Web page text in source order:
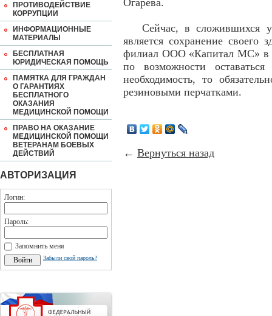
ПРОТИВОДЕЙСТВИЕ
КОРРУПЦИИ
ИНФОРМАЦИОННЫЕ
МАТЕРИАЛЫ
БЕСПЛАТНАЯ
ЮРИДИЧЕСКАЯ ПОМОЩЬ
ПАМЯТКА ДЛЯ ГРАЖДАН
О ГАРАНТИЯХ
БЕСПЛАТНОГО
ОКАЗАНИЯ
МЕДИЦИНСКОЙ ПОМОЩИ
ПРАВО НА ОКАЗАНИЕ
МЕДИЦИНСКОЙ ПОМОЩИ
ВЕТЕРАНАМ БОЕВЫХ
ДЕЙСТВИЙ
АВТОРИЗАЦИЯ
Логин:
Пароль:
Запомнить меня
Забыли свой пароль?
Огарева.
Сейчас, в сложившихся
является сохранение
филиал ООО «Капитал МС» в
по возможности
необходимость, то
резиновыми перчатками.
← Вернуться назад